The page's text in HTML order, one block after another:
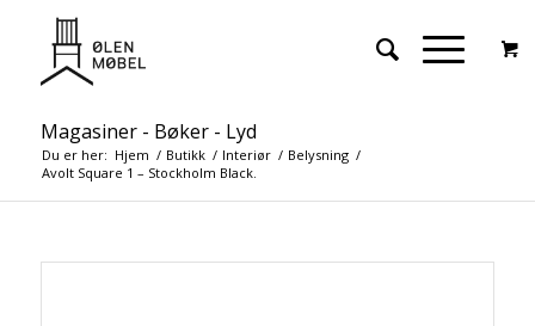
Magasiner - Bøker - Lyd
Du er her: Hjem / Butikk / Interiør / Belysning /
Avolt Square 1 – Stockholm Black.